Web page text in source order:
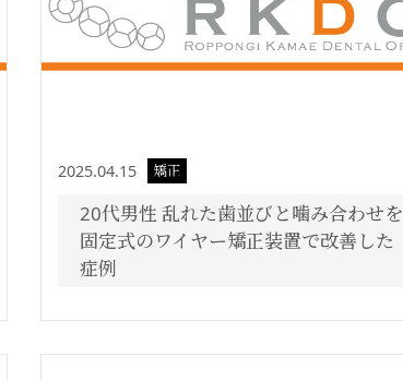
2025.04.15 矯正
20代男性 乱れた歯並びと噛み合わせを
固定式のワイヤー矯正装置で改善した
症例